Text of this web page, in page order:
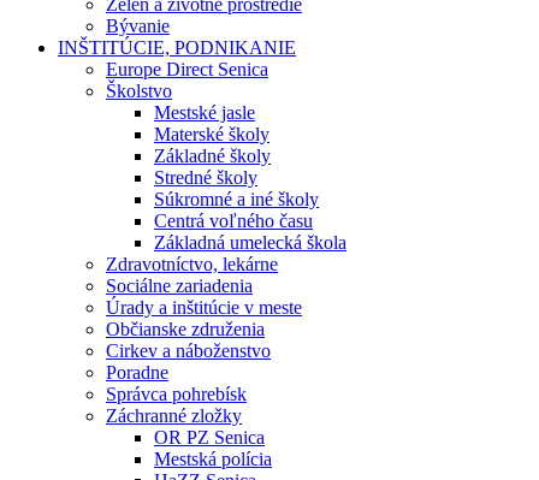
Zeleň a životné prostredie
Bývanie
INŠTITÚCIE, PODNIKANIE
Europe Direct Senica
Školstvo
Mestské jasle
Materské školy
Základné školy
Stredné školy
Súkromné a iné školy
Centrá voľného času
Základná umelecká škola
Zdravotníctvo, lekárne
Sociálne zariadenia
Úrady a inštitúcie v meste
Občianske združenia
Cirkev a náboženstvo
Poradne
Správca pohrebísk
Záchranné zložky
OR PZ Senica
Mestská polícia